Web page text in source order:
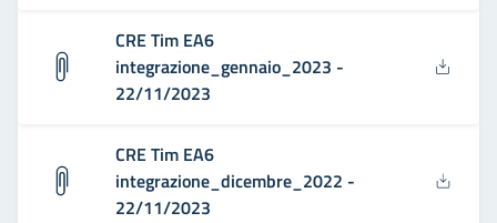
CRE Tim EA6
integrazione_gennaio_2023 -
22/11/2023
CRE Tim EA6
integrazione_dicembre_2022 -
22/11/2023